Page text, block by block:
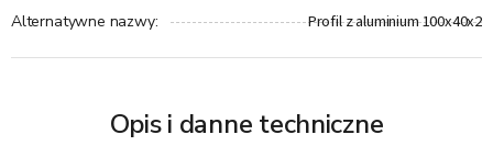
Alternatywne nazwy: Profil z aluminium 100x40x2
Opis i danne techniczne